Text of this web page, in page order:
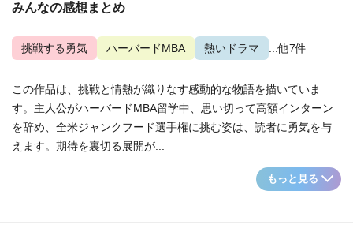
みんなの感想まとめ
挑戦する勇気 ハーバードMBA 熱いドラマ ...他7件
この作品は、挑戦と情熱が織りなす感動的な物語を描いていま
す。主人公がハーバードMBA留学中、思い切って高額インターン
を辞め、全米ジャンクフード選手権に挑む姿は、読者に勇気を与
えます。期待を裏切る展開が...
もっと見る